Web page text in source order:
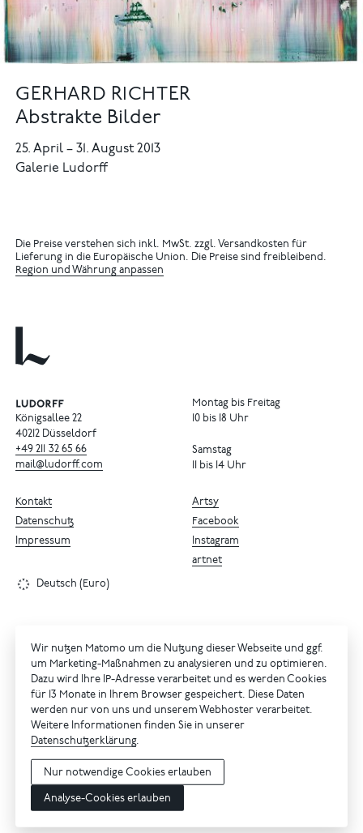
GERHARD RICHTER
Abstrakte Bilder
25. April–31. August 2013
Galerie Ludorff
Die Preise verstehen sich inkl. MwSt. zzgl. Versandkosten für
Lieferung in die Europäische Union. Die Preise sind freibleibend.
Region und Währung anpassen
Königsallee 22
40212 Düsseldorf
+49 211 32 65 66
mail@ludorff.com
Montag bis Freitag
10 bis 18 Uhr
Samstag
11 bis 14 Uhr
Artsy
Facebook
Instagram
artnet
Kontakt
Datenschutz
Impressum
Deutsch (Euro)
Wir nutzen Matomo um die Nutzung dieser Webseite und ggf.
um Marketing-Maßnahmen zu analysieren und zu optimieren.
Dazu wird Ihre IP-Adresse verarbeitet und es werden Cookies
für 13 Monate in Ihrem Browser gespeichert. Diese Daten
werden nur von uns und unserem Webhoster verarbeitet.
Weitere Informationen finden Sie in unserer
Datenschutzerklärung.
Nur notwendige Cookies erlauben
Analyse-Cookies erlauben